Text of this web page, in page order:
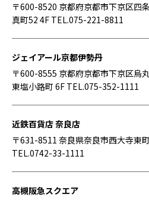
〒600-8520 京都府京都市下京区四
真町52 4F TEL.075-221-8811
ジェイアール京都伊勢丹
〒600-8555 京都府京都市下京区烏
東塩小路町 6F TEL.075-352-1111
近鉄百貨店 奈良店
〒631-8511 奈良県奈良市西大寺東
TEL.0742-33-1111
高槻阪急スクエア